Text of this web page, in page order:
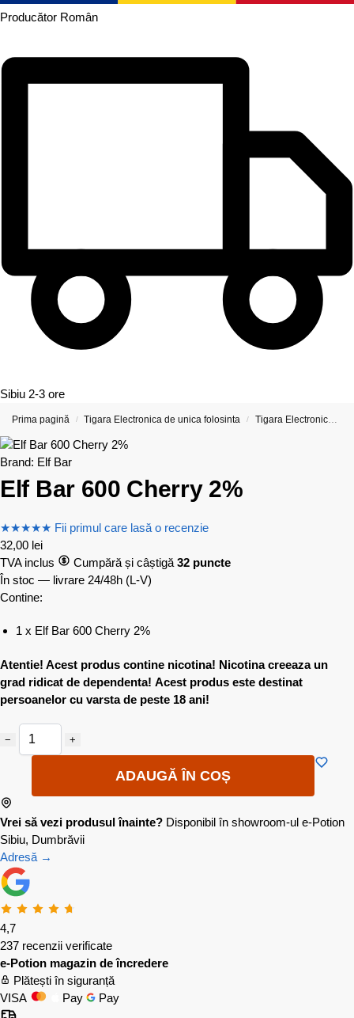
Producător Român
Sibiu 2-3 ore
Prima pagină / Tigara Electronica de unica folosinta / Tigara Electronica cu 600 de Pufuri (Include opțiuni cu nicotină și fără nicotină Reduceri)
Brand: Elf Bar
Elf Bar 600 Cherry 2%
★★★★★ Fii primul care lasă o recenzie
32,00 lei
TVA inclus
Cumpără și câștigă 32 puncte
În stoc — livrare 24/48h (L-V)
Contine:
1 x Elf Bar 600 Cherry 2%
Atentie! Acest produs contine nicotina! Nicotina creeaza un
grad ridicat de dependenta! Acest produs este destinat
persoanelor cu varsta de peste 18 ani!
− +
ADAUGĂ ÎN COȘ
Vrei să vezi produsul înainte? Disponibil în showroom-ul e-Potion
Sibiu, Dumbrăvii
Adresă →
4,7
237 recenzii verificate
e-Potion magazin de încredere
Plătești în siguranță
VISA
Pay Pay